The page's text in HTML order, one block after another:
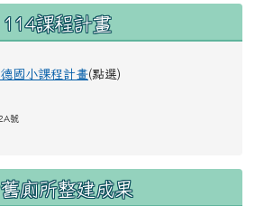
114課程計畫
國小課程計畫(點選)
號
廁所整建成果